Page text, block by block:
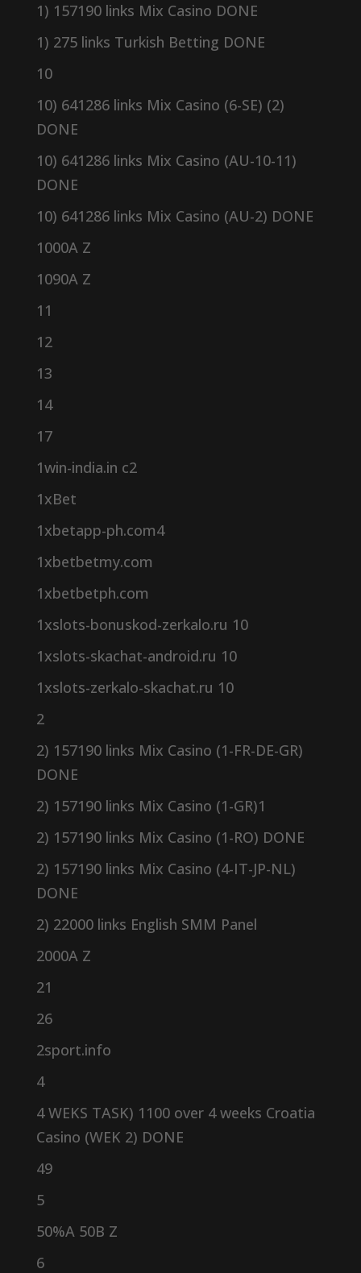
1) 157190 links Mix Casino DONE
1) 275 links Turkish Betting DONE
10
10) 641286 links Mix Casino (6-SE) (2)
DONE
10) 641286 links Mix Casino (AU-10-11)
DONE
10) 641286 links Mix Casino (AU-2) DONE
1000A Z
1090A Z
11
12
13
14
17
1win-india.in c2
1xBet
1xbetapp-ph.com4
1xbetbetmy.com
1xbetbetph.com
1xslots-bonuskod-zerkalo.ru 10
1xslots-skachat-android.ru 10
1xslots-zerkalo-skachat.ru 10
2
2) 157190 links Mix Casino (1-FR-DE-GR)
DONE
2) 157190 links Mix Casino (1-GR)1
2) 157190 links Mix Casino (1-RO) DONE
2) 157190 links Mix Casino (4-IT-JP-NL)
DONE
2) 22000 links English SMM Panel
2000A Z
21
26
2sport.info
4
4 WEKS TASK) 1100 over 4 weeks Croatia
Casino (WEK 2) DONE
49
5
50%A 50B Z
6